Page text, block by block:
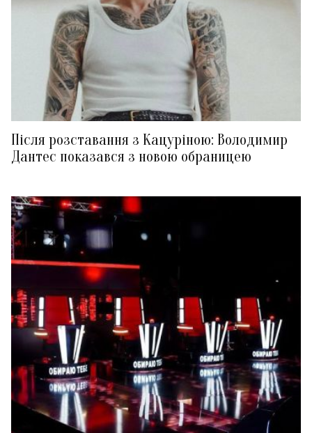
Після розставання з Кацуріною: Володимир
Дантес показався з новою обраницею